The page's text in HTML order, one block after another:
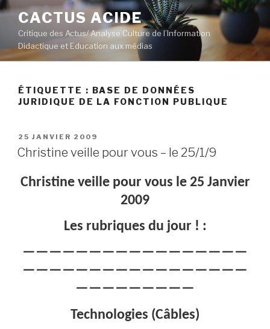
Aller
contenu
principal
CACTUS ACIDE
Critique des Actus/ Analyse Culture de l’Information
Didactique et Education aux médias
ÉTIQUETTE : BASE DE DONNÉES
JURIDIQUE DE LA FONCTION PUBLIQUE
PUBLIÉ
LE
25 JANVIER 2009
Christine veille pour vous – le 25/1/9
Christine veille pour vous le 25 Janvier
2009
Les rubriques du jour ! :
—————————————————
—————————————————
—————————
Technologies (Câbles)